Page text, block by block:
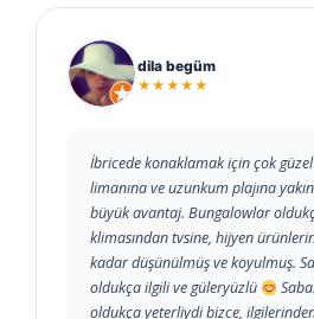
dila begüm
★★★★★
İbricede konaklamak için çok
limanına ve uzunkum plajına
büyük avantaj. Bungalowlar
klimasından tvsine, hijyen
kadar düşünülmüş ve koyulmuş.
oldukça ilgili ve güleryüzlü
oldukça yeterliydi bizce,